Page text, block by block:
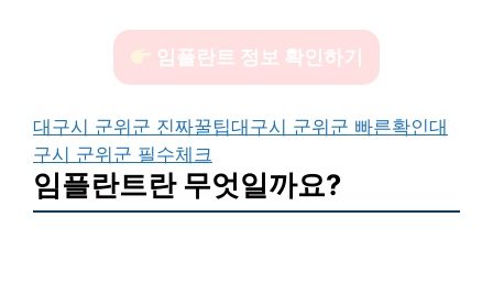
임플란트 정보 확인하기
대구시 군위군 진짜꿀팁대구시 군위군 빠른확인대
구시 군위군 필수체크
임플란트란 무엇일까요?